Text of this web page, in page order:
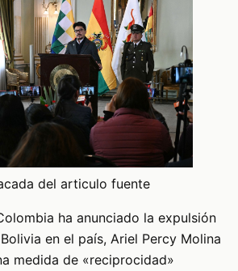
del articulo fuente
ha anunciado la expulsión
en el país, Ariel Percy Molina
medida de «reciprocidad»